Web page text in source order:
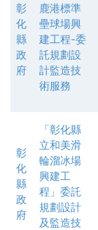
彰
化
縣
政
府
鹿港標準
壘球場興
建工程-委
託規劃設
計監造技
術服務
彰
化
縣
政
府
「彰化縣
立和美滑
輪溜冰場
興建工
程」委託
規劃設計
及監造技